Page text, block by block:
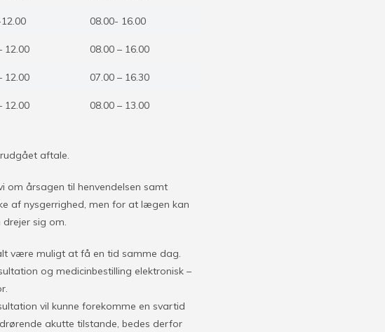
08.00- 16.00
12.00 08.00 – 16.00
12.00 07.00 – 16.30
12.00 08.00 – 13.00
aftale.
om årsagen til henvendelsen samt
af nysgerrighed, men for at lægen kan
sig om.
være muligt at få en tid samme dag.
og medicinbestilling elektronisk –
vil kunne forekomme en svartid
akutte tilstande, bedes derfor